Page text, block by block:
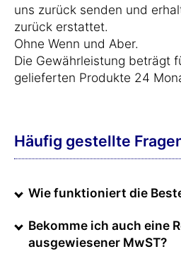
uns zurück senden und
zurück erstattet.
Ohne Wenn und Aber.
Die Gewährleistung beträgt
gelieferten Produkte 24
Häufig gestellte
Wie funktioniert die
Bekomme ich auch eine
ausgewiesener MwST?